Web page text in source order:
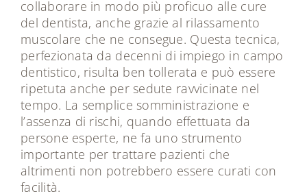
collaborare in modo più proficuo alle cure
del dentista, anche grazie al rilassamento
muscolare che ne consegue. Questa tecnica,
perfezionata da decenni di impiego in campo
dentistico, risulta ben tollerata e può essere
ripetuta anche per sedute ravvicinate nel
tempo. La semplice somministrazione e
l’assenza di rischi, quando effettuata da
persone esperte, ne fa uno strumento
importante per trattare pazienti che
altrimenti non potrebbero essere curati con
facilità.